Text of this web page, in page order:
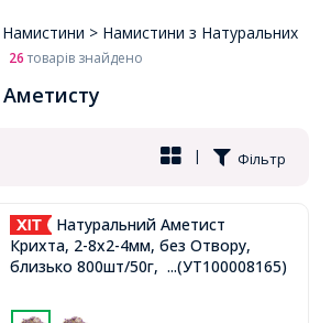
Намистини > Намистини з Натуральних
26товарів знайдено
Фільтр
|
Натуральний Аметист
Крихта, 2-8x2-4мм, без Отвору,
близько 800шт/50г, ...(УТ100008165)